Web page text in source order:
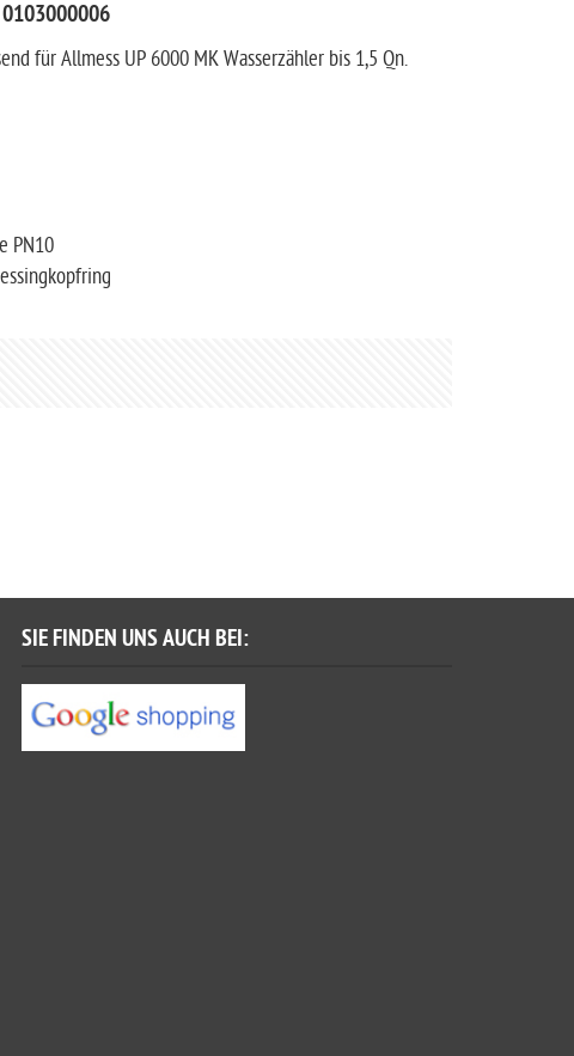
für Allmess UP 6000 MK Wasserzähler bis 1,5 Qn.
PN10
SIE FINDEN UNS AUCH BEI: